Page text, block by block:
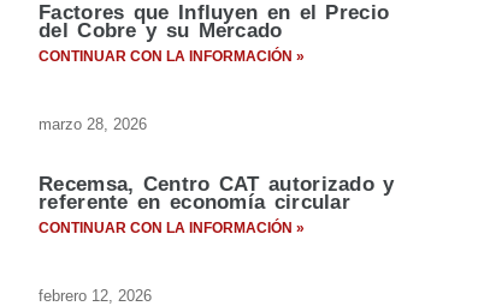
Factores que Influyen en el Precio
del Cobre y su Mercado
CONTINUAR CON LA INFORMACIÓN »
marzo 28, 2026
Recemsa, Centro CAT autorizado y
referente en economía circular
CONTINUAR CON LA INFORMACIÓN »
febrero 12, 2026